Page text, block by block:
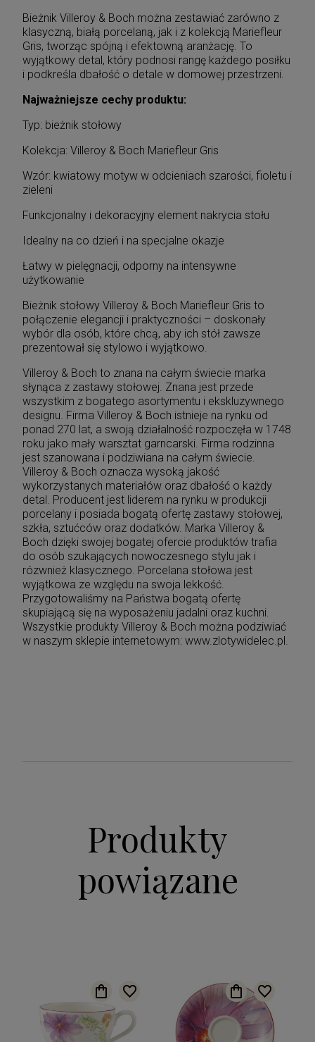
Bieżnik Villeroy & Boch można zestawiać zarówno z
klasyczną, białą porcelaną, jak i z kolekcją Mariefleur
Gris, tworząc spójną i efektowną aranżację. To
wyjątkowy detal, który podnosi rangę każdego posiłku
i podkreśla dbałość o detale w domowej przestrzeni.
Najważniejsze cechy produktu:
Typ: bieżnik stołowy
Kolekcja: Villeroy & Boch Mariefleur Gris
Wzór: kwiatowy motyw w odcieniach szarości, fioletu i
zieleni
Funkcjonalny i dekoracyjny element nakrycia stołu
Idealny na co dzień i na specjalne okazje
Łatwy w pielęgnacji, odporny na intensywne
użytkowanie
Bieżnik stołowy Villeroy & Boch Mariefleur Gris to
połączenie elegancji i praktyczności – doskonały
wybór dla osób, które chcą, aby ich stół zawsze
prezentował się stylowo i wyjątkowo.
Villeroy & Boch to znana na całym świecie marka
słynąca z zastawy stołowej. Znana jest przede
wszystkim z bogatego asortymentu i ekskluzywnego
designu. Firma Villeroy & Boch istnieje na rynku od
ponad 270 lat, a swoją działalność rozpoczęła w 1748
roku jako mały warsztat garncarski. Firma rodzinna
jest szanowana i podziwiana na całym świecie.
Villeroy & Boch oznacza wysoką jakość
wykorzystanych materiałów oraz dbałość o każdy
detal. Producent jest liderem na rynku w produkcji
porcelany i posiada bogatą ofertę zastawy stołowej,
szkła, sztućców oraz dodatków. Marka Villeroy &
Boch dzięki swojej bogatej ofercie produktów trafia
do osób szukających nowoczesnego stylu jak i
rózwnież klasycznego. Porcelana stołowa jest
wyjątkowa ze względu na swoja lekkość.
Przygotowaliśmy na Państwa bogatą ofertę
skupiającą się na wyposażeniu jadalni oraz kuchni.
Wszystkie produkty Villeroy & Boch można podziwiać
w naszym sklepie internetowym: www.zlotywidelec.pl.
Produkty
powiązane